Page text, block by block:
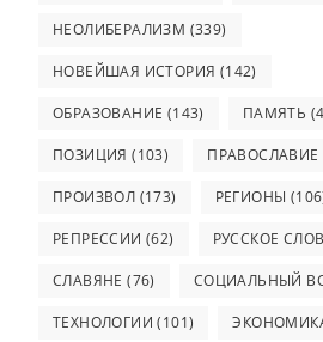
НЕОЛИБЕРАЛИЗМ (339)
НОВЕЙШАЯ ИСТОРИЯ (142)
ОБРАЗОВАНИЕ (143) ПАМЯТЬ
ПОЗИЦИЯ (103) ПРАВОСЛАВИЕ
ПРОИЗВОЛ (173) РЕГИОНЫ
РЕПРЕССИИ (62) РУССКОЕ
СЛАВЯНЕ (76) СОЦИАЛЬНЫЙ
ТЕХНОЛОГИИ (101)